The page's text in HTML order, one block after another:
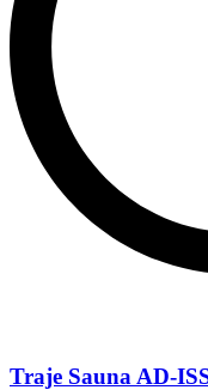
Traje Sauna AD-